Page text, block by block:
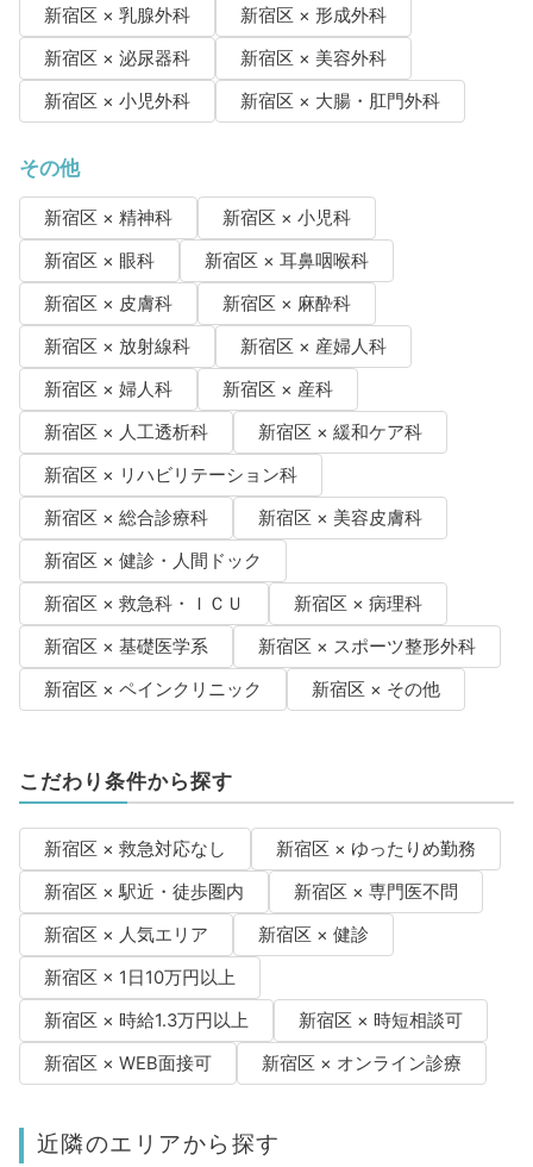
新宿区 × 乳腺外科
新宿区 × 形成外科
新宿区 × 泌尿器科
新宿区 × 美容外科
新宿区 × 小児外科
新宿区 × 大腸・肛門外科
その他
新宿区 × 精神科
新宿区 × 小児科
新宿区 × 眼科
新宿区 × 耳鼻咽喉科
新宿区 × 皮膚科
新宿区 × 麻酔科
新宿区 × 放射線科
新宿区 × 産婦人科
新宿区 × 婦人科
新宿区 × 産科
新宿区 × 人工透析科
新宿区 × 緩和ケア科
新宿区 × リハビリテーション科
新宿区 × 総合診療科
新宿区 × 美容皮膚科
新宿区 × 健診・人間ドック
新宿区 × 救急科・ＩＣＵ
新宿区 × 病理科
新宿区 × 基礎医学系
新宿区 × スポーツ整形外科
新宿区 × ペインクリニック
新宿区 × その他
こだわり条件から探す
新宿区 × 救急対応なし
新宿区 × ゆったりめ勤務
新宿区 × 駅近・徒歩圏内
新宿区 × 専門医不問
新宿区 × 人気エリア
新宿区 × 健診
新宿区 × 1日10万円以上
新宿区 × 時給1.3万円以上
新宿区 × 時短相談可
新宿区 × WEB面接可
新宿区 × オンライン診療
近隣のエリアから探す